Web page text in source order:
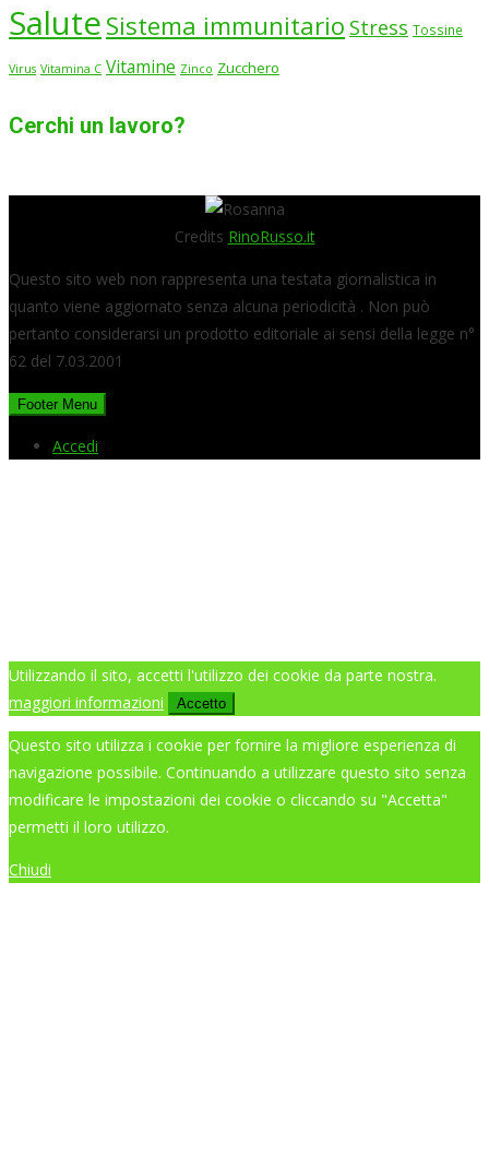
Salute Sistema immunitario Stress Tossine
Virus Vitamina C Vitamine Zinco Zucchero
Cerchi un lavoro?
Credits RinoRusso.it
Questo sito web non rappresenta una testata giornalistica in
quanto viene aggiornato senza alcuna periodicità . Non può
pertanto considerarsi un prodotto editoriale ai sensi della legge n°
62 del 7.03.2001
Footer Menu
Accedi
Utilizzando il sito, accetti l'utilizzo dei cookie da parte nostra.
maggiori informazioni
Accetto
Questo sito utilizza i cookie per fornire la migliore esperienza di
navigazione possibile. Continuando a utilizzare questo sito senza
modificare le impostazioni dei cookie o cliccando su "Accetta"
permetti il loro utilizzo.
Chiudi